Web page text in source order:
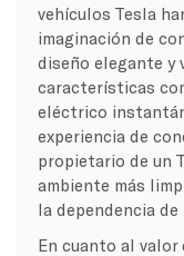
vehículos Tesla
imaginación de
diseño elegante y
características
eléctrico
experiencia de
propietario de un
ambiente más
la dependencia
En cuanto al valor